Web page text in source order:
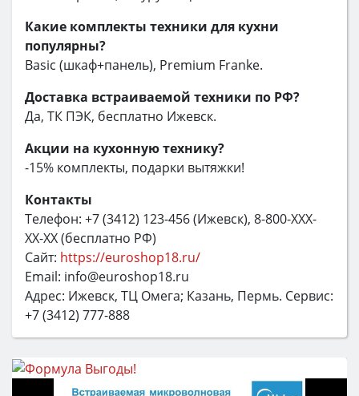
Какие комплекты техники для кухни
популярны?
Basic (шкаф+панель), Premium Franke.
Доставка встраиваемой техники по РФ?
Да, ТК ПЭК, бесплатно Ижевск.
Акции на кухонную технику?
-15% комплекты, подарки вытяжки!
Контакты
Телефон: +7 (3412) 123-456 (Ижевск), 8-800-XXX-
XX-XX (бесплатно РФ)
Сайт: https://euroshop18.ru/
Email: info@euroshop18.ru
Адрес: Ижевск, ТЦ Омега; Казань, Пермь. Сервис:
+7 (3412) 777-888